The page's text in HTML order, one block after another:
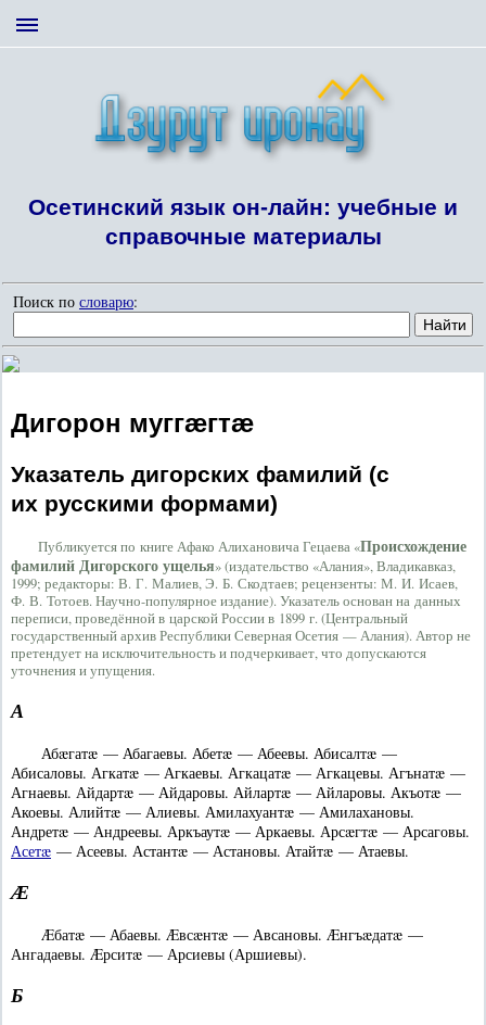
Осетинский язык он-лайн: учебные и
справочные материалы
Поиск по словарю:
Дигорон муггæгтæ
Указатель дигорских фамилий (с
их русскими формами)
Публикуется по книге Афако Алихановича Гецаева «Происхождение
фамилий Дигорского ущелья» (издательство «Алания», Владикавказ,
1999; редакторы: В. Г. Малиев, Э. Б. Скодтаев; рецензенты: М. И. Исаев,
Ф. В. Тотоев. Научно-популярное издание). Указатель основан на данных
переписи, проведëнной в царской России в 1899 г. (Центральный
государственный архив Республики Северная Осетия — Алания). Автор не
претендует на исключительность и подчеркивает, что допускаются
уточнения и упущения.
А
Абæгатæ — Абагаевы. Абетæ — Абеевы. Абисалтæ —
Абисаловы. Агкатæ — Агкаевы. Агкацатæ — Агкацевы. Агънатæ —
Агнаевы. Айдартæ — Айдаровы. Айлартæ — Айларовы. Акъотæ —
Акоевы. Алийтæ — Алиевы. Амилахуантæ — Амилахановы.
Андретæ — Андреевы. Аркъаутæ — Аркаевы. Арсæгтæ — Арсаговы.
Асетæ — Асеевы. Астантæ — Астановы. Атайтæ — Атаевы.
Æ
Æбатæ — Абаевы. Æвсæнтæ — Авсановы. Æнгъæдатæ —
Ангадаевы. Æрситæ — Арсиевы (Аршиевы).
Б